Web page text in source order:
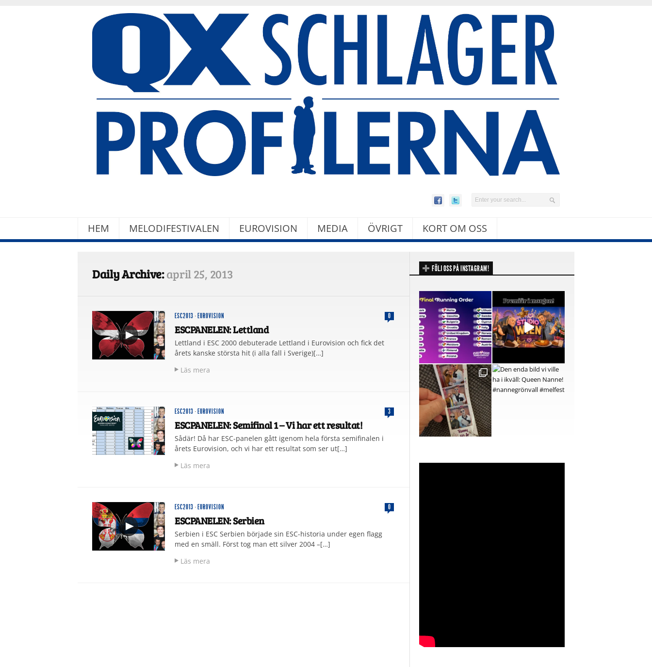
HEM MELODIFESTIVALEN EUROVISION MEDIA ÖVRIGT KORT OM OSS
Daily Archive:april 25, 2013
ESC2013 · EUROVISION 0
ESCPANELEN: Lettland
Lettland i ESC 2000 debuterade Lettland i Eurovision och fick det
årets kanske största hit (i alla fall i Sverige)[…]
Läs mera
ESC2013 · EUROVISION 3
ESCPANELEN: Semifinal 1 – Vi har ett resultat!
Sådär! Då har ESC-panelen gått igenom hela första semifinalen i
årets Eurovision, och vi har ett resultat som ser ut[…]
Läs mera
ESC2013 · EUROVISION 0
ESCPANELEN: Serbien
Serbien i ESC Serbien började sin ESC-historia under egen flagg
med en smäll. Först tog man ett silver 2004 –[…]
Läs mera
FÖLJ OSS PÅ INSTAGRAM!